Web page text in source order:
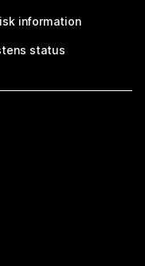
information
status